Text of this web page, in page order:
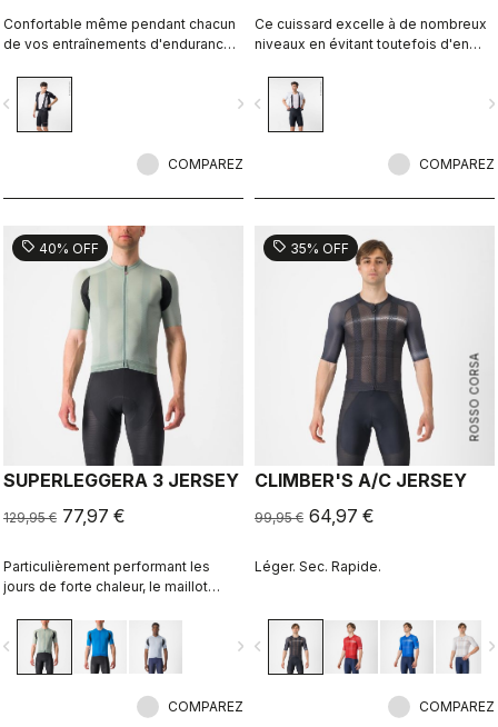
Confortable même pendant chacun
de vos entraînements d'endurance
la plus confortable.
navigate_next
COMPAREZ
Ce cuissard excelle à de nombreux
niveaux en évitant toutefois d'en
qualité, sa coupe parfaite, ses
coutures plates, sa peau de
chamois KISS Air2 et ses bandes de
partage certaines caractéristiques
Aero Race 4 pour les pros.
navigate_before
COMPAREZ
sell 40% OFF
SUPERLEGGERA 3 JERSEY
129,95 € 77,97 €
Particulièrement performant les
jours de forte chaleur, le maillot
léger que vous le sentirez à peine.
C’est le maillot qui vous apportera le
plus de confort pendant la belle
navigate_next
COMPAREZ
ROSSO CORSA
sell 35% OFF
CLIMBER'S A/C JERSEY
99,95 € 64,97 €
Léger. Sec. Rapide.
navigate_before
COMPAREZ